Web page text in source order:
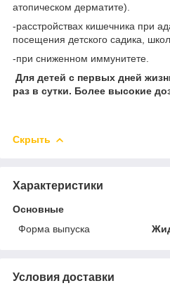
атопическом дерматите).
-расстройствах кишечника при
посещения детского садика,
-при сниженном иммунитете.
Для детей с первых дней
раз в сутки. Более высокие
Скрыть
Характеристики
Основные
Форма выпуска
Условия доставки